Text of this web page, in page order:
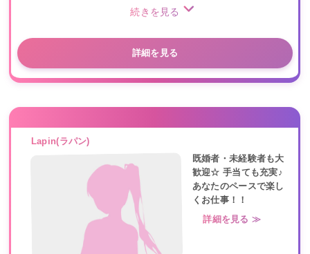
続きを見る
詳細を見る
Lapin(ラパン)
既婚者・未経験者も大
歓迎☆ 手当ても充実♪
あなたのペースで楽し
くお仕事！！
詳細を見る ≫